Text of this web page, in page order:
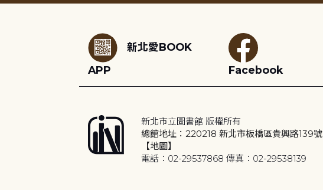
新北愛BOOK
APP
Facebook
新北市立圖書館 版權所有
總館地址：220218 新北市板橋區貴興路139號
【地圖】
電話：02-29537868 傳真：02-29538139